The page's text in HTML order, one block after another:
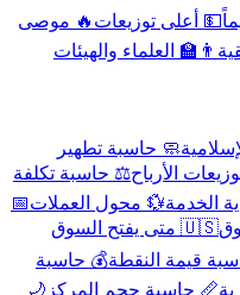
💵 أعلى توزيعات🔥 موصى
👨‍🏫 العلماء والهيئات
🧼 حاسبة تطهير
الأرباح⚖️ حاسبة تكلفة
الخدمة💱 محول العملات📅
🇺🇸 متى يفتح السوق
قيمة النقطة💰 حاسبة
📏 حاسبة حجم المركز 🌙